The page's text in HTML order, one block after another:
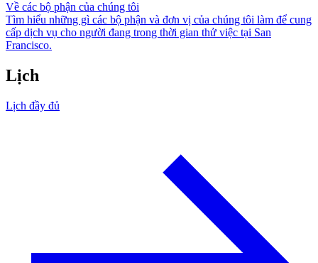
Về các bộ phận của chúng tôi
Tìm hiểu những gì các bộ phận và đơn vị của chúng tôi làm để cung
cấp dịch vụ cho người đang trong thời gian thử việc tại San
Francisco.
Lịch
Lịch đầy đủ